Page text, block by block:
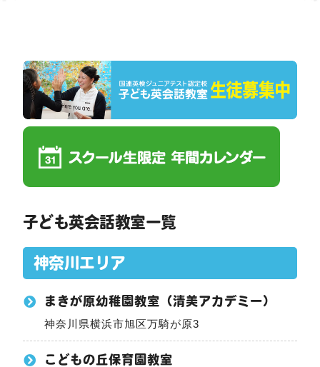
子ども英会話教室一覧
神奈川エリア
まきが原幼稚園教室（清美アカデミー）
神奈川県横浜市旭区万騎が原3
こどもの丘保育園教室